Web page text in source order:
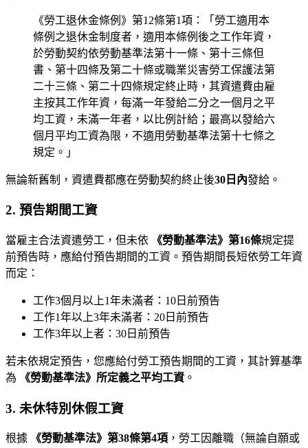
《勞工退休金條例》第12條第1項：「勞工適用本
條例之退休金制度者，適用本條例後之工作年資，
於勞動契約依勞動基準法第十一條、第十三條但
書、第十四條及第二十條或職業災害勞工保護法第
二十三條、第二十四條規定終止時，其資遣費由雇
主按其工作年資，每滿一年發給二分之一個月之平
均工資，未滿一年者，以比例計給；最高以發給六
個月平均工資為限，不適用勞動基準法第十七條之
規定。」
無論新舊制，資遣費都應在勞動契約終止後30日內發給。
2. 預告期間工資
當雇主合法資遣勞工，但未依 《勞動基準法》第16條規定提
前預告時，應給付預告期間的工資。預告期間長短依勞工年資
而定：
工作3個月以上1年未滿者：10日前預告
工作1年以上3年未滿者：20日前預告
工作3年以上者：30日前預告
若未依規定預告，您應給付勞工預告期間的工資，其計算基準
為
《勞動基準法》所定義之平均工資。
3. 未休特別休假工資
根據 《勞動基準法》第38條第4項 ，勞工因離職（無論自願或